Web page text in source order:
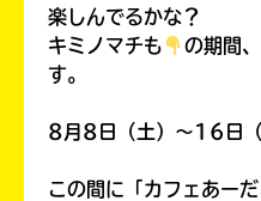
楽しんでるかな？
キミノマチも
の期間
す。
8月8日（土）～16日（
この間に「カフェあー